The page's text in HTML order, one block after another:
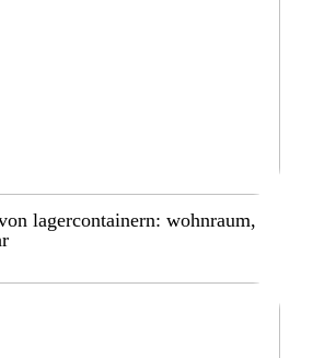
lagercontainern: wohnraum,